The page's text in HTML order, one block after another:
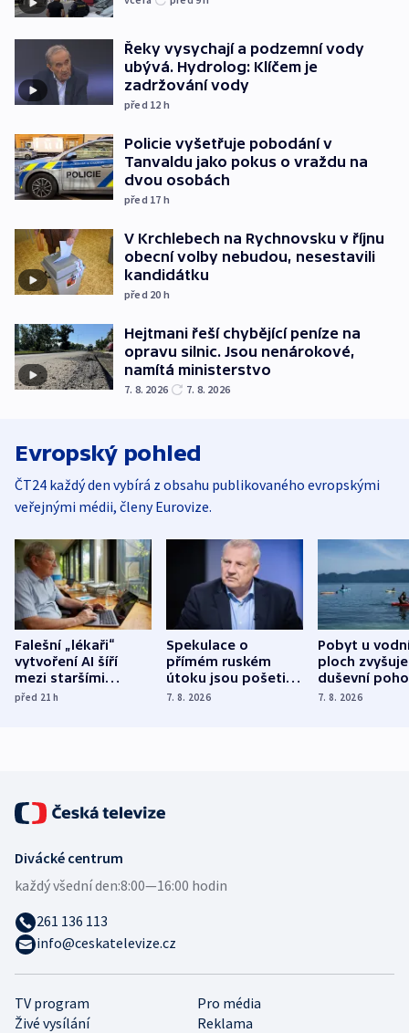
Řeky vysychají a podzemní vody
ubývá. Hydrolog: Klíčem je
zadržování vody
před 12 h
Policie vyšetřuje pobodání v
Tanvaldu jako pokus o vraždu na
dvou osobách
před 17 h
V Krchlebech na Rychnovsku v říjnu
obecní volby nebudou, nesestavili
kandidátku
před 20 h
Hejtmani řeší chybějící peníze na
opravu silnic. Jsou nenárokové,
namítá ministerstvo
7. 8. 2026 7. 8. 2026
Evropský pohled
ČT24 každý den vybírá z obsahu publikovaného evropskými
veřejnými médii, členy Eurovize.
Falešní „lékaři“
vytvoření AI šíří
mezi staršími
Poláky nebezpečné
před 21h
Spekulace o
přímém ruském
útoku jsou pošetilé,
míní estonský
7. 8. 2026
Pobyt u
ploch zvyšuje
duševní
ukázala
7. 8. 2026
TV program
Pro média
Živé vysílání
Reklama
Divácké centrum
každý všední den:8:00—16:00 hodin
261 136 113
info@ceskatelevize.cz